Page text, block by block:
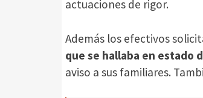
actuaciones de rigor.
Además los efectivos
que se hallaba en estado
aviso a sus familiares.